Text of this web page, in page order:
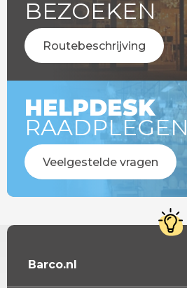
BEZOEKEN
Routebeschrijving
HELPDESK
RAADPLEGEN
Veelgestelde vragen
Barco.nl